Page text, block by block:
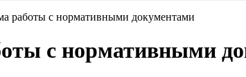
работы с нормативными документами
с нормативными